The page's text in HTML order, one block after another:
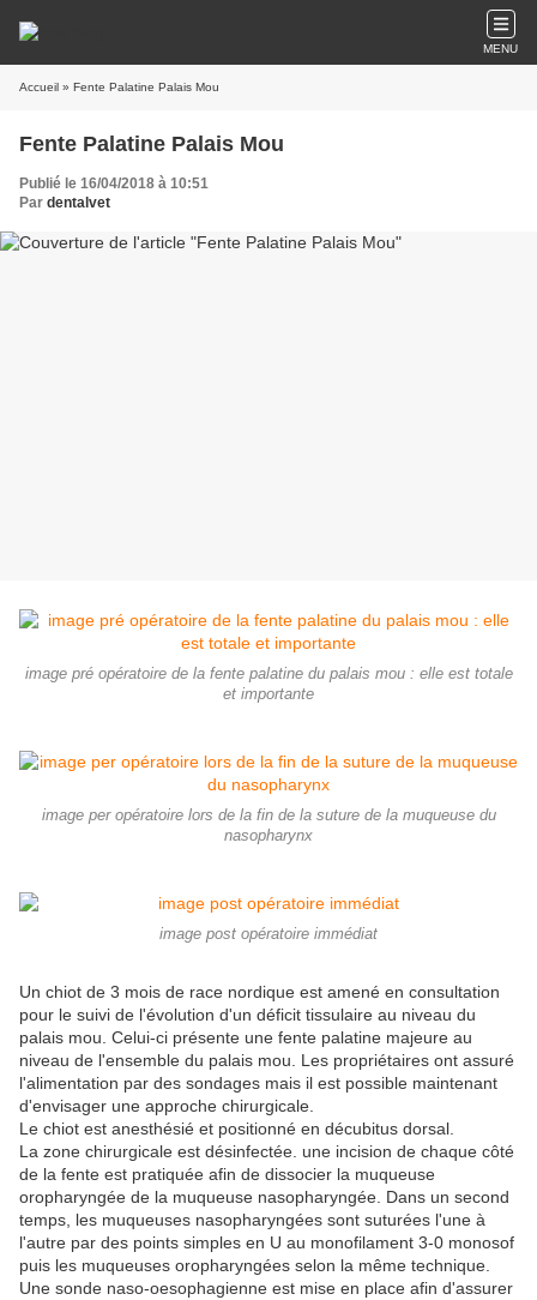
MENU
Accueil » Fente Palatine Palais Mou
Fente Palatine Palais Mou
Publié le 16/04/2018 à 10:51
Par dentalvet
image pré opératoire de la fente palatine du palais mou : elle est totale
et importante
image per opératoire lors de la fin de la suture de la muqueuse du
nasopharynx
image post opératoire immédiat
Un chiot de 3 mois de race nordique est amené en consultation
pour le suivi de l'évolution d'un déficit tissulaire au niveau du
palais mou. Celui-ci présente une fente palatine majeure au
niveau de l'ensemble du palais mou. Les propriétaires ont assuré
l'alimentation par des sondages mais il est possible maintenant
d'envisager une approche chirurgicale.
Le chiot est anesthésié et positionné en décubitus dorsal.
La zone chirurgicale est désinfectée. une incision de chaque côté
de la fente est pratiquée afin de dissocier la muqueuse
oropharyngée de la muqueuse nasopharyngée. Dans un second
temps, les muqueuses nasopharyngées sont suturées l'une à
l'autre par des points simples en U au monofilament 3-0 monosof
puis les muqueuses oropharyngées selon la même technique.
Une sonde naso-oesophagienne est mise en place afin d'assurer